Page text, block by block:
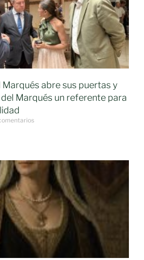
abre sus puertas y
Marqués un referente para